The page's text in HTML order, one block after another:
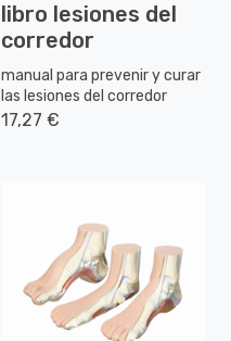
libro lesiones del
corredor
manual para prevenir y curar
las lesiones del corredor
17,27 €